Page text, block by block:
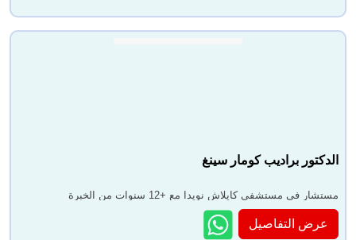
الدكتور براديب كومار سينغ
مستشار في مستشفى كايلاش نويدا مع +12 سنوات من الخبرة
عرض التفاصيل